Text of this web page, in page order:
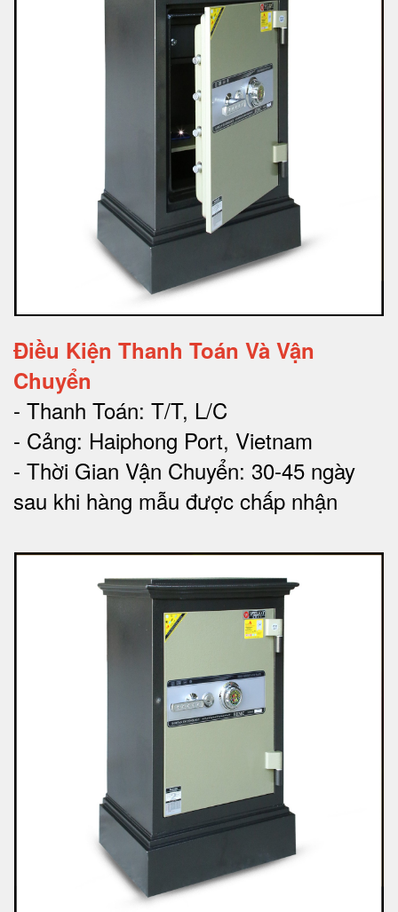
Điều Kiện Thanh Toán Và Vận
Chuyển
- Thanh Toán: T/T, L/C
- Cảng: Haiphong Port, Vietnam
- Thời Gian Vận Chuyển: 30-45 ngày
sau khi hàng mẫu được chấp nhận